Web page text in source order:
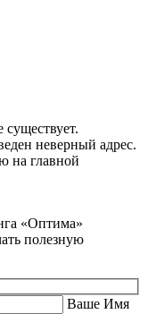
неверный адрес.
на главной
«Оптима»
полезную
Ваше Имя